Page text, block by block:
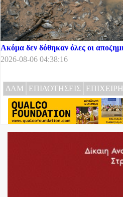
Ακόμα δεν δόθηκαν όλες οι
2026-08-06 04:38:16
ΔΑΜ ΕΠΙΔΟΤΗΣΕΙΣ